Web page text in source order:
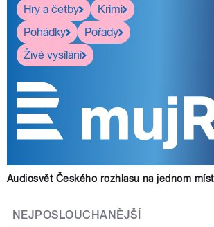
Hry a četby
Krimi
Pohádky
Pořady
Živé vysílání
Audiosvět Českého rozhlasu na jednom
NEJPOSLOUCHANĚJŠÍ